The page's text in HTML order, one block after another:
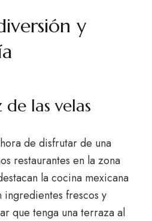
y
las velas
de disfrutar de una
restaurantes en la zona
la cocina mexicana
frescos y
que tenga una terraza al